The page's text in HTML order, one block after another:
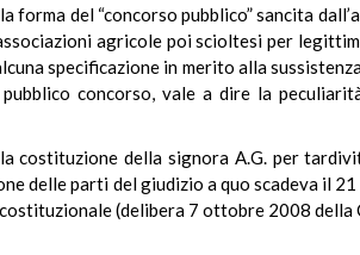
del “concorso pubblico” sancita
agricole poi scioltesi per
specificazione in merito alla
concorso, vale a dire la
costituzione della signora A.G. per
delle parti del giudizio a quo scadeva il
(delibera 7 ottobre 2008